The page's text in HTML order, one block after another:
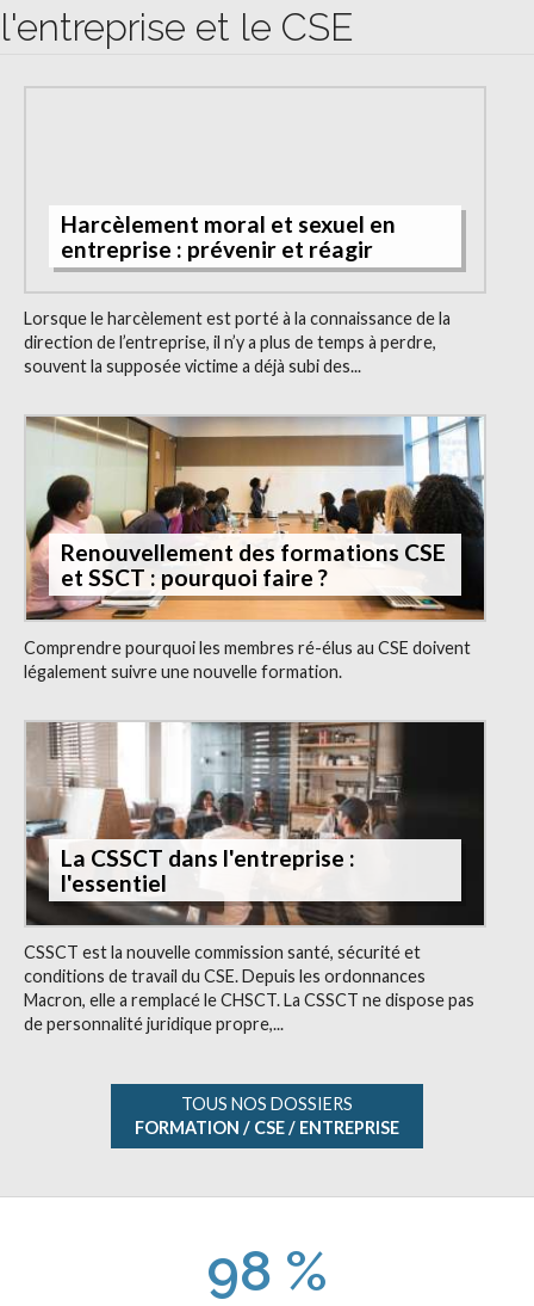
l'entreprise et le CSE
Harcèlement moral et sexuel en
entreprise : prévenir et réagir
Lorsque le harcèlement est porté à la connaissance de la
direction de l’entreprise, il n’y a plus de temps à perdre,
souvent la supposée victime a déjà subi des...
Renouvellement des formations CSE
et SSCT : pourquoi faire ?
Comprendre pourquoi les membres ré-élus au CSE doivent
légalement suivre une nouvelle formation.
La CSSCT dans l'entreprise :
l'essentiel
CSSCT est la nouvelle commission santé, sécurité et
conditions de travail du CSE. Depuis les ordonnances
Macron, elle a remplacé le CHSCT. La CSSCT ne dispose pas
de personnalité juridique propre,...
TOUS NOS DOSSIERS
FORMATION / CSE / ENTREPRISE
98 %